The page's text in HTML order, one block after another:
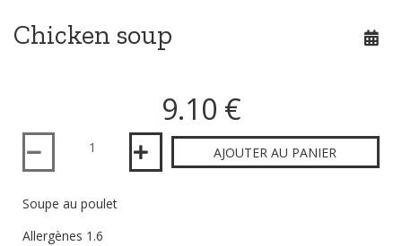
Chicken soup
9.10 €
Quantité
AJOUTER AU PANIER
Soupe au poulet
Allergènes 1.6